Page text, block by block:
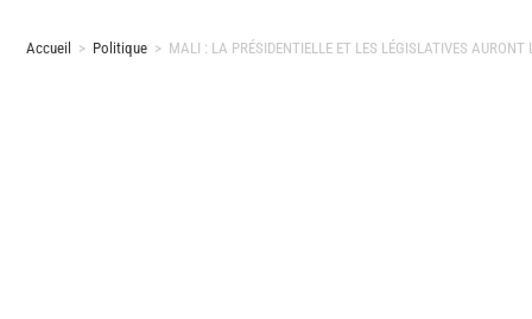
Accueil > Politique > MALI : LA PRÉSIDENTIELLE ET LES LÉGISLATIVES AURONT